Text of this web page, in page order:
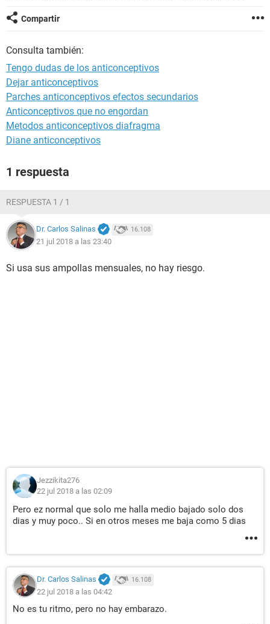
Compartir
Consulta también:
Tengo dudas de los anticonceptivos
Dejar anticonceptivos
Parches anticonceptivos efectos secundarios
Anticonceptivos que no engordan
Metodos anticonceptivos diafragma
Diane anticonceptivos
1 respuesta
RESPUESTA 1 / 1
Dr. Carlos Salinas 16.108
21 jul 2018 a las 23:40
Si usa sus ampollas mensuales, no hay riesgo.
Jezzikita276
22 jul 2018 a las 02:09
Pero ez normal que solo me halla medio bajado solo dos
dias y muy poco.. Si en otros meses me baja como 5 dias
Dr. Carlos Salinas 16.108
22 jul 2018 a las 04:42
No es tu ritmo, pero no hay embarazo.